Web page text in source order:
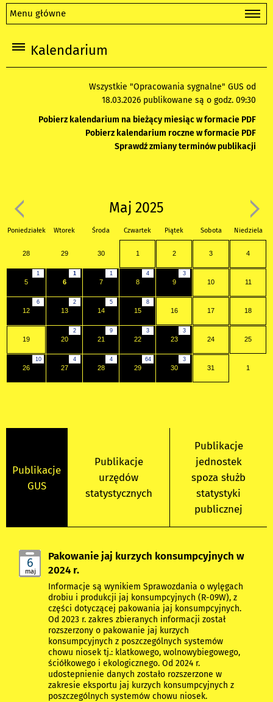
Menu główne
Kalendarium
Wszystkie "Opracowania sygnalne" GUS od
18.03.2026 publikowane są o godz. 09:30
Pobierz kalendarium na bieżący miesiąc w formacie PDF
Pobierz kalendarium roczne w formacie PDF
Sprawdź zmiany terminów publikacji
Maj 2025
Poniedziałek Wtorek Środa Czwartek Piątek Sobota Niedziela
28 29 30 1 2 3 4
1
5
1
6
1
7
4
8
3
9 10 11
6
12
2
13
5
14
8
15 16 17 18
19
2
20
9
21
3
22
3
23 24 25
10
26
4
27
4
28
64
29
3
30 31 1
Publikacje
GUS
Publikacje
urzędów
statystycznych
Publikacje
jednostek
spoza służb
statystyki
publicznej
6
maj
Pakowanie jaj kurzych konsumpcyjnych w
2024 r.
Informacje są wynikiem Sprawozdania o wylęgach
drobiu i produkcji jaj konsumpcyjnych (R-09W), z
części dotyczącej pakowania jaj konsumpcyjnych.
Od 2023 r. zakres zbieranych informacji został
rozszerzony o pakowanie jaj kurzych
konsumpcyjnych z poszczególnych systemów
chowu niosek tj.: klatkowego, wolnowybiegowego,
ściółkowego i ekologicznego. Od 2024 r.
udostepnienie danych zostało rozszerzone w
zakresie eksportu jaj kurzych konsumpcyjnych z
poszczególnych systemów chowu niosek.